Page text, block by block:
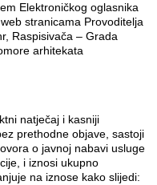
Elektroničkog oglasnika
stranicama Provoditelja
Raspisivača – Grada
arhitekata
natječaj i kasniji
prethodne objave, sastoji
o javnoj nabavi usluge
i iznosi ukupno
na iznose kako slijedi: